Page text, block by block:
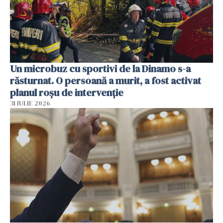
Un microbuz cu sportivi de la Dinamo s-a
răsturnat. O persoană a murit, a fost activat
planul roșu de intervenție
31 IULIE 2026